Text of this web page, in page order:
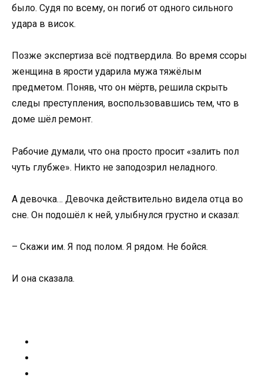
было. Судя по всему, он погиб от одного сильного
удара в висок.
Позже экспертиза всё подтвердила. Во время ссоры
женщина в ярости ударила мужа тяжёлым
предметом. Поняв, что он мёртв, решила скрыть
следы преступления, воспользовавшись тем, что в
доме шёл ремонт.
Рабочие думали, что она просто просит «залить пол
чуть глубже». Никто не заподозрил неладного.
А девочка… Девочка действительно видела отца во
сне. Он подошёл к ней, улыбнулся грустно и сказал:
– Скажи им. Я под полом. Я рядом. Не бойся.
И она сказала.